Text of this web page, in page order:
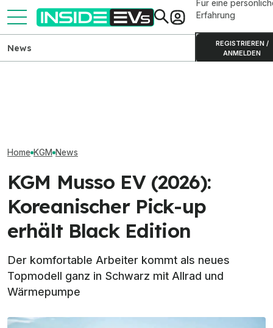
Für eine
Erfahrung
REGISTRIEREN /
ANMELDEN
News
Home KGM News
KGM Musso EV (2026):
Koreanischer Pick-up
erhält Black Edition
Der komfortable Arbeiter kommt als neues
Topmodell ganz in Schwarz mit Allrad und
Wärmepumpe